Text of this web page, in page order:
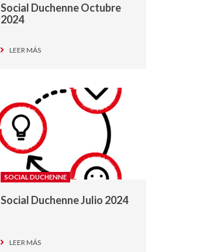
Social Duchenne Octubre
2024
LEER MÁS
SOCIAL DUCHENNE
Social Duchenne Julio 2024
LEER MÁS